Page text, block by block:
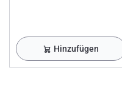
Hinzufügen